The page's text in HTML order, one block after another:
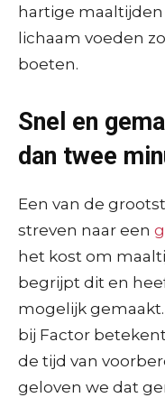
hartige
lichaam voeden
boeten.
Snel en
dan twee
Een van de
streven naar een
het kost om
begrijpt dit en
mogelijk
bij Factor
de tijd van
geloven we dat